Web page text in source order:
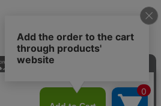
AZUL APP
AZUL BY MOUSSYのお得な情報がいち早くチェック